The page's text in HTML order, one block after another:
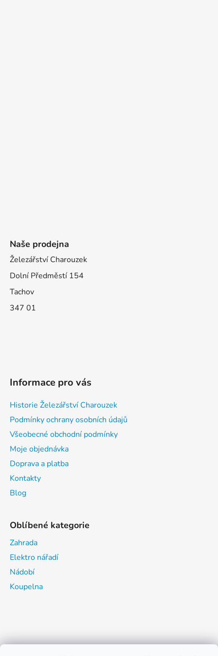
Naše prodejna
Železářství Charouzek
Dolní Předměstí 154
Tachov
347 01
Informace pro vás
Historie Železářství Charouzek
Podmínky ochrany osobních údajů
Všeobecné obchodní podmínky
Moje objednávka
Doprava a platba
Kontakty
Blog
Oblíbené kategorie
Zahrada
Elektro nářadí
Nádobí
Koupelna